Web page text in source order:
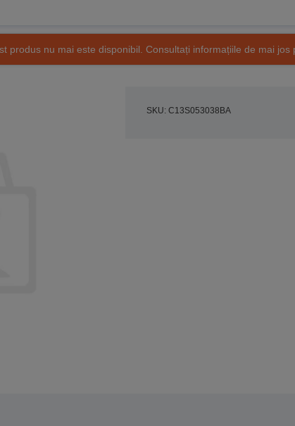
produs nu mai este disponibil. Consultați informațiile de mai jos
SKU: C13S053038BA